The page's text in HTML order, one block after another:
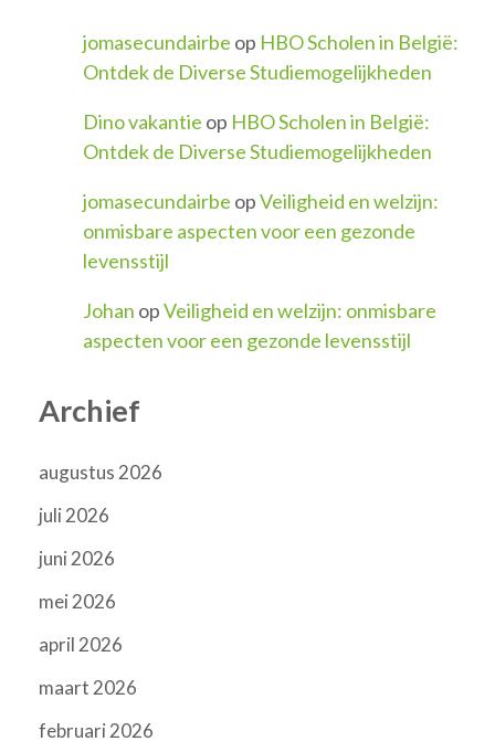
jomasecundairbe op HBO Scholen in België:
Ontdek de Diverse Studiemogelijkheden
Dino vakantie op HBO Scholen in België:
Ontdek de Diverse Studiemogelijkheden
jomasecundairbe opVeiligheid en welzijn:
onmisbare aspecten voor een gezonde
levensstijl
Johan opVeiligheid en welzijn: onmisbare
aspecten voor een gezonde levensstijl
Archief
augustus 2026
juli 2026
juni 2026
mei 2026
april 2026
maart 2026
februari 2026